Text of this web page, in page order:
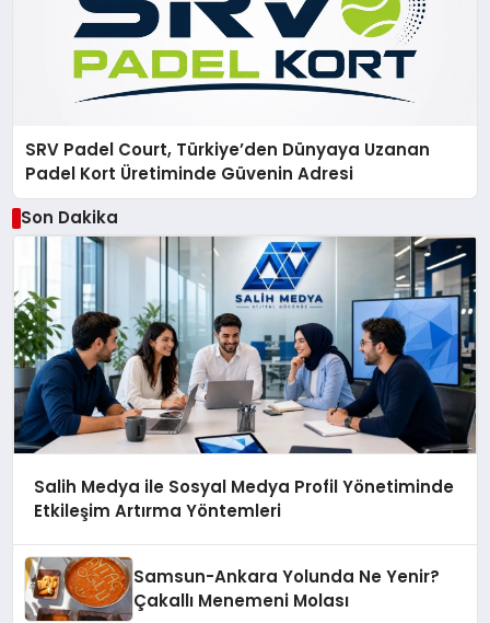
SRV Padel Court, Türkiye’den Dünyaya Uzanan
Padel Kort Üretiminde Güvenin Adresi
Son Dakika
Salih Medya ile Sosyal Medya Profil Yönetiminde
Etkileşim Artırma Yöntemleri
Samsun-Ankara Yolunda Ne Yenir?
Çakallı Menemeni Molası